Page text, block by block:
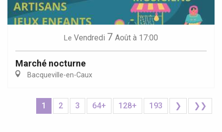
Le Vendredi 7 Août à 17:00
Marché nocturne
Bacqueville-en-Caux
1 2 3 64+ 128+ 193 ❯ ❯❯